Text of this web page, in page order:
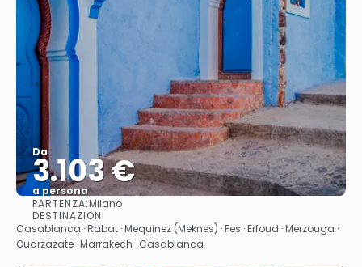
Da
3.103 €
a persona
PARTENZA:Milano
DESTINAZIONI
Casablanca · Rabat · Mequinez (Meknes) · Fes · Erfoud · Merzouga ·
Ouarzazate · Marrakech · Casablanca